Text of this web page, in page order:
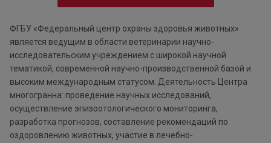
ФГБУ «Федеральный центр охраны здоровья животных»
является ведущим в области ветеринарии научно-
исследовательским учрежде­нием с широкой научной
тематикой, современной научно-произ­водственной базой и
высоким международным стату­сом. Деятельность Центра
многогранна: проведение научных исследований,
осуществление эпизоотологического монито­ринга,
разработка прогнозов, составление рекомендаций по
оздоровлению животных, участие в лечебно-